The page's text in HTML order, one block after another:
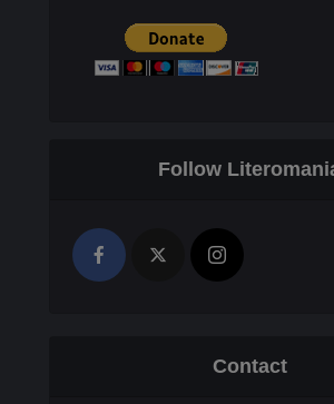
Follow
Contact